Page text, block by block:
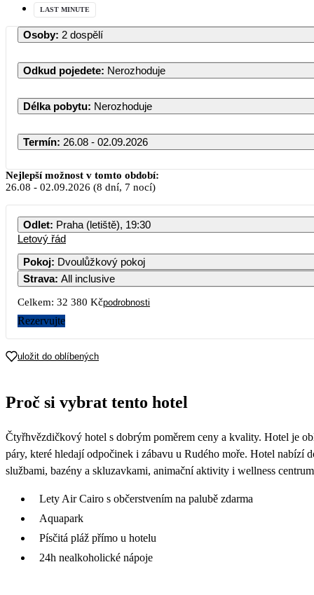
LAST MINUTE
Osoby: 2 dospělí
Odkud pojedete: Nerozhoduje
Délka pobytu: Nerozhoduje
Termín: 26.08 - 02.09.2026
Srpen 2026
PO ÚT ST ČT PÁ
17 490
Nejlepší možnost v tomto období:
26.08 - 02.09.2026 (8 dní, 7 nocí)
Odlet: Praha (letiště), 19:30
Letový řád
Pokoj: Dvoulůžkový pokoj
Strava: All inclusive
Celkem: 32 380 Kčpodrobnosti
Rezervujte
uložit do oblíbených
Proč si vybrat tento hotel
Čtyřhvězdičkový hotel s dobrým poměrem ceny a kvality. Hotel je
páry, které hledají odpočinek i zábavu u Rudého moře. Hotel nabízí
službami, bazény a skluzavkami, animační aktivity i wellness
Lety Air Cairo s občerstvením na palubě zdarma
Aquapark
Písčitá pláž přímo u hotelu
24h nealkoholické nápoje